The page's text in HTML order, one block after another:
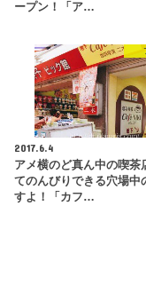
ープン！「ア…
2017.6.4
アメ横のど真ん中の喫茶
てのんびりできる穴場中
すよ！「カフ…